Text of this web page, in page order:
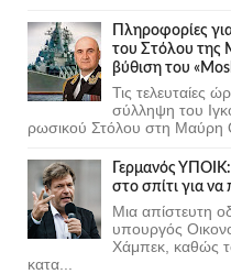
Πληροφορίες
του Στόλου της
βύθιση του
Τις τελευταίες
σύλληψη του
ρωσικού Στόλου στη Μαύρη
Γερμανός
στο σπίτι για να
Μια απίστευτη
υπουργός
Χάμπεκ, καθώς
κατα...